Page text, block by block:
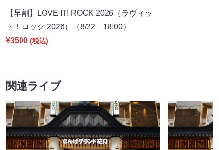
【早割】LOVE IT! ROCK 2026（ラヴィッ
ト！ロック 2026）（8/22 18:00）
¥3500 (税込)
関連ライブ